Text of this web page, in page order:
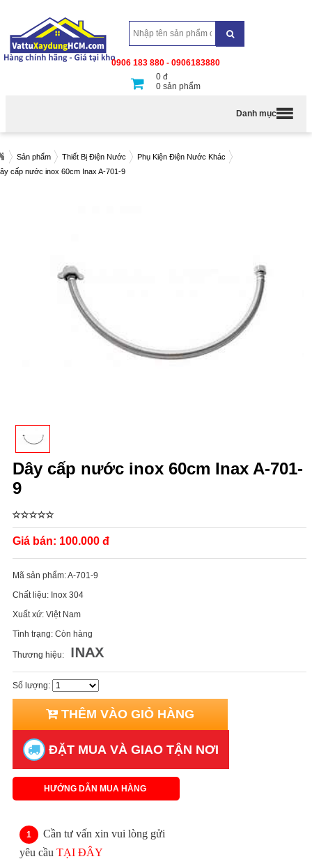
0906 183 880 - 0906183880
0 đ
0 sản phẩm
Danh mục
Sản phẩm Thiết Bị Điện Nước
Phụ Kiện Điện Nước Khác
cấp nước inox 60cm Inax A-701-9
Dây cấp nước inox 60cm Inax A-701-
9
Giá bán: 100.000 đ
Mã sản phẩm:A-701-9
Chất liệu: Inox 304
Xuất xứ: Việt Nam
Tình trạng: Còn hàng
Thương hiệu:
Số lượng:
THÊM VÀO GIỎ HÀNG
ĐẶT MUA VÀ GIAO TẬN NƠI
HƯỚNG DẪN MUA HÀNG
Cần tư vấn xin vui lòng gửi
yêu cầu TẠI ĐÂY